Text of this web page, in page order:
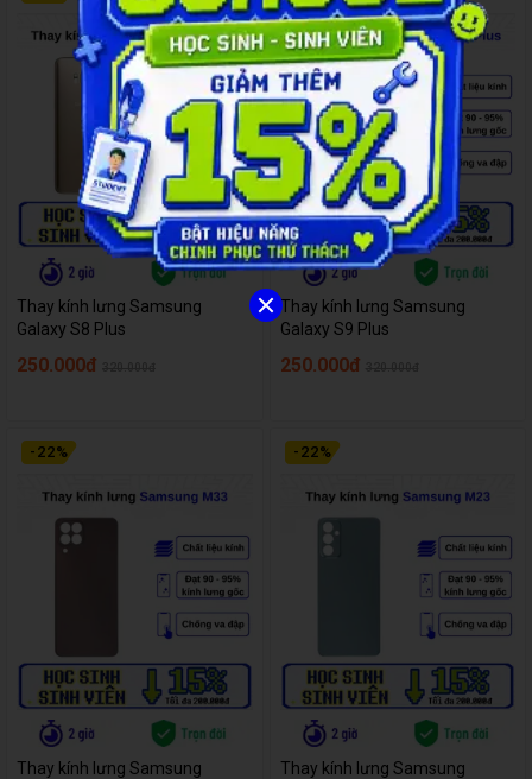
Thay kính lưng Samsung
Galaxy S8 Plus
250.000đ
Thay kính lưng Samsung
Galaxy S9 Plus
250.000đ
- 22%
Thay kính lưng Samsung
- 22%
Thay kính lưng Samsung